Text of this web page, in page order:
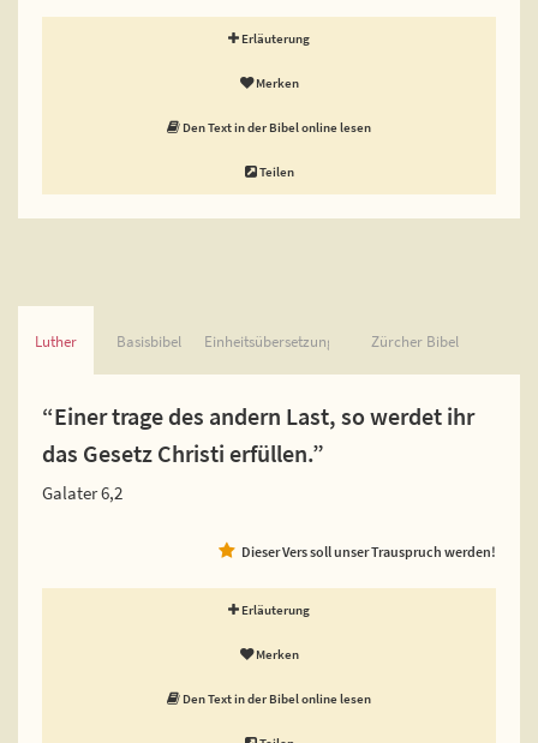
Erläuterung
Merken
Den Text in der Bibel online lesen
Teilen
Luther Basisbibel Einheitsübersetzung Zürcher Bibel
“Einer trage des andern Last, so werdet ihr
das Gesetz Christi erfüllen.”
Galater 6,2
Dieser Vers soll unser Trauspruch werden!
Erläuterung
Merken
Den Text in der Bibel online lesen